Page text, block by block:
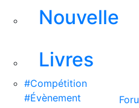
Nouvelle
Livres
#Compétition
#Évènement